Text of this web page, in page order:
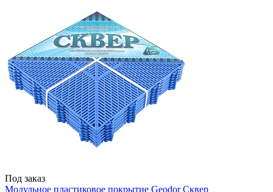
Под заказ
Модульное пластиковое покрытие Geodor Сквер